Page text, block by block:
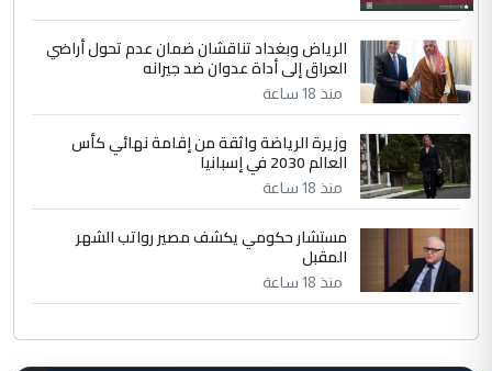
الرياض وبغداد تناقشان ضمان عدم تحول أراضي
العراق إلى أداة عدوان ضد جيرانه
منذ 18 ساعة
وزيرة الرياضة واثقة من إقامة نهائي كأس
العالم 2030 في إسبانيا
منذ 18 ساعة
مستشار حكومي يكشف مصير رواتب الشهر
المقبل
منذ 18 ساعة